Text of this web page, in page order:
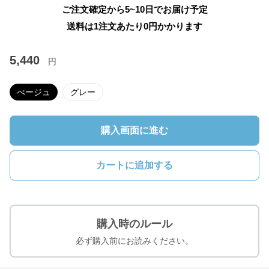
ご注文確定から5~10日でお届け予定
送料は1注文あたり0円かかります
5,440 円
べージュ グレー
購入画面に進む
カートに追加する
購入時のルール
必ず購入前にお読みください。